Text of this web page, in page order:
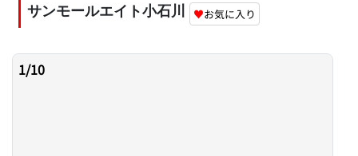
サンモールエイト小石川 ♥お気に入り
1/10